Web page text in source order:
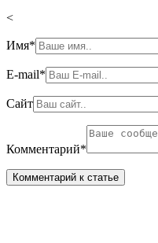
<
Имя*
E-mail*
Сайт
Комментарий*